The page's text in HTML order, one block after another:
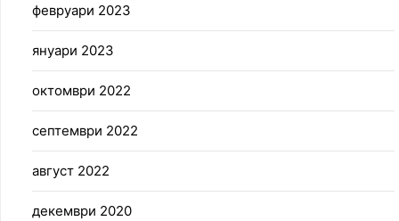
февруари 2023
януари 2023
октомври 2022
септември 2022
август 2022
декември 2020